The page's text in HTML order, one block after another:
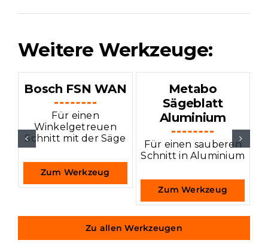
Weitere Werkzeuge:
Bosch FSN WAN
Für einen
Winkelgetreuen
Schnitt mit der Säge
Zum Werkzeug
Metabo
Sägeblatt
Aluminium
Für einen sauberen
Schnitt in Aluminium
Zum Werkzeug
Zu allen Werkzeugen